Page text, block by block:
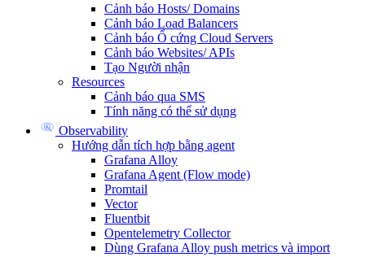
Cảnh báo Hosts/ Domains
Cảnh báo Load Balancers
Cảnh báo Ổ cứng Cloud Servers
Cảnh báo Websites/ APIs
Tạo Người nhận
Resources
Cảnh báo qua SMS
Tính năng có thể sử dụng
Observability
Hướng dẫn tích hợp bằng agent
Grafana Alloy
Grafana Agent (Flow mode)
Promtail
Vector
Fluentbit
Opentelemetry Collector
Dùng Grafana Alloy push metrics và import